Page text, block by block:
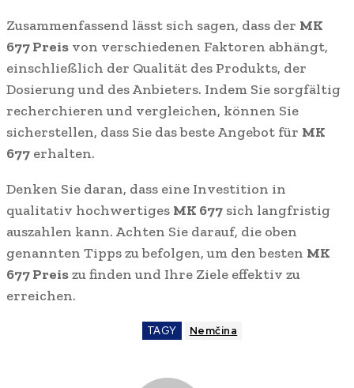
Zusammenfassend lässt sich sagen, dass der MK
677 Preis von verschiedenen Faktoren abhängt,
einschließlich der Qualität des Produkts, der
Dosierung und des Anbieters. Indem Sie sorgfältig
recherchieren und vergleichen, können Sie
sicherstellen, dass Sie das beste Angebot für MK
677 erhalten.
Denken Sie daran, dass eine Investition in
qualitativ hochwertiges MK 677 sich langfristig
auszahlen kann. Achten Sie darauf, die oben
genannten Tipps zu befolgen, um den besten MK
677 Preiszu finden und Ihre Ziele effektiv zu
erreichen.
TAGY Nemčina